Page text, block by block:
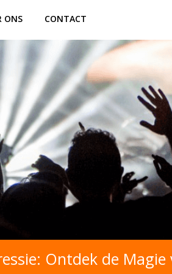
ONS CONTACT
Ontdek de